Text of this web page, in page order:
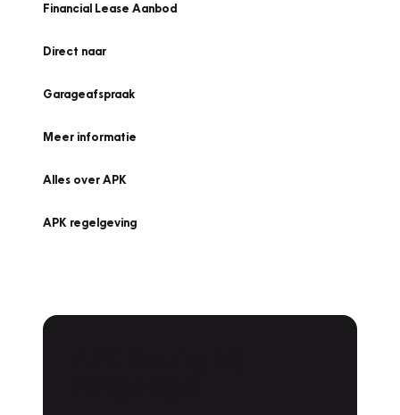
Financial Lease Aanbod
Direct naar
Garageafspraak
Meer informatie
Alles over APK
APK regelgeving